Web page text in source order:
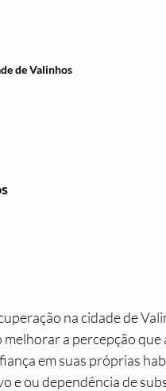
de Valinhos
na cidade de
a percepção que
em suas próprias
e ou dependência de